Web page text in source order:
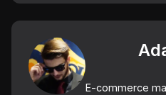
E-commerce